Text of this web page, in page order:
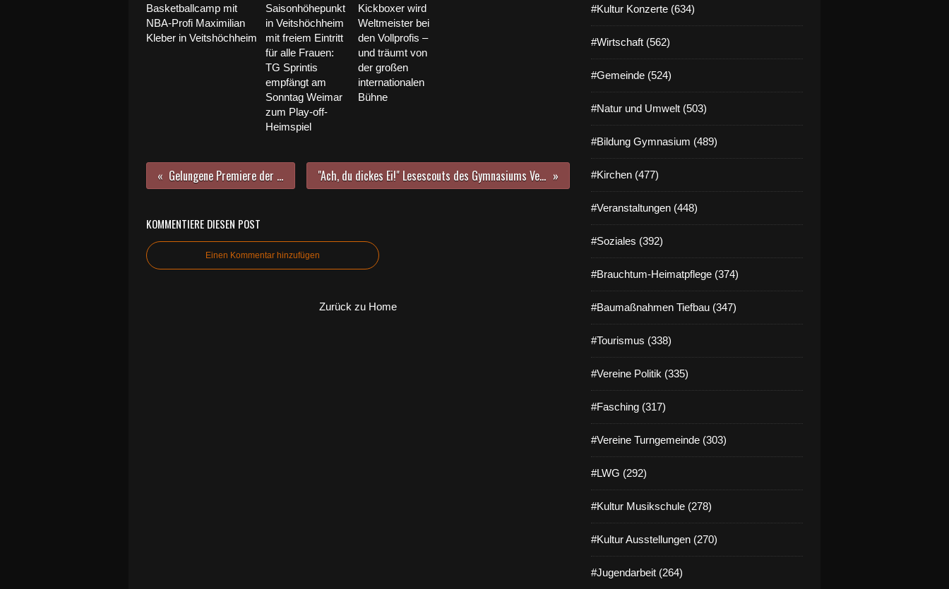
Basketballcamp mit
NBA-Profi Maximilian
Kleber in Veitshöchheim
Saisonhöhepunkt
in Veitshöchheim
mit freiem Eintritt
für alle Frauen:
TG Sprintis
empfängt am
Sonntag Weimar
zum Play-off-
Heimspiel
Kickboxer wird
Weltmeister bei
den Vollprofis –
und träumt von
der großen
internationalen
Bühne
Gelungene Premiere der Gesundheitsmesse "VeiFit" im Rathaussaal "Ach, du dickes Ei!" Lesescouts des Gymnasiums Veitshöchheim begeistern mit Osteraktion Grundschüler in der Bahnhofs-Bücherei
KOMMENTIERE DIESEN POST
Einen Kommentar hinzufügen
Zurück zu Home
#Kultur Konzerte (634)
#Wirtschaft (562)
#Gemeinde (524)
#Natur und Umwelt (503)
#Bildung Gymnasium (489)
#Kirchen (477)
#Veranstaltungen (448)
#Soziales (392)
#Brauchtum-Heimatpflege (374)
#Baumaßnahmen Tiefbau (347)
#Tourismus (338)
#Vereine Politik (335)
#Fasching (317)
#Vereine Turngemeinde (303)
#LWG (292)
#Kultur Musikschule (278)
#Kultur Ausstellungen (270)
#Jugendarbeit (264)